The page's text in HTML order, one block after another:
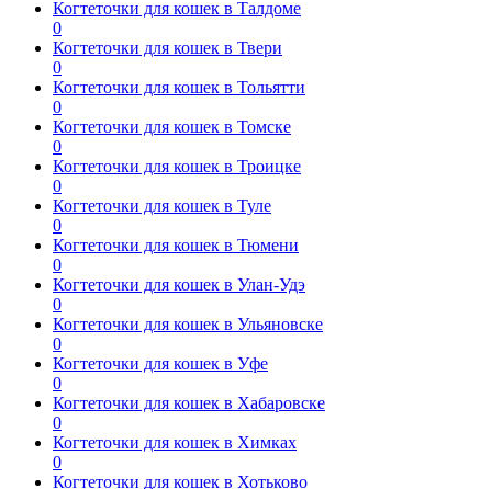
Когтеточки для кошек в Талдоме
0
Когтеточки для кошек в Твери
0
Когтеточки для кошек в Тольятти
0
Когтеточки для кошек в Томске
0
Когтеточки для кошек в Троицке
0
Когтеточки для кошек в Туле
0
Когтеточки для кошек в Тюмени
0
Когтеточки для кошек в Улан-Удэ
0
Когтеточки для кошек в Ульяновске
0
Когтеточки для кошек в Уфе
0
Когтеточки для кошек в Хабаровске
0
Когтеточки для кошек в Химках
0
Когтеточки для кошек в Хотьково